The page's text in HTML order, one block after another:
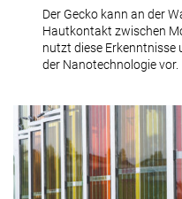
Der Gecko kann an der
Hautkontakt zwischen
nutzt diese Erkenntnisse
der Nanotechnologie vor.